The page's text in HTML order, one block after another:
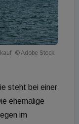
© Adobe Stock
steht bei einer
ehemalige
im